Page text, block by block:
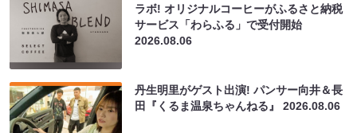
ラボ! オリジナルコーヒーがふるさと納税
サービス「わらふる」で受付開始
2026.08.06
丹生明里がゲスト出演! パンサー向井＆長
田『くるま温泉ちゃんねる』2026.08.06